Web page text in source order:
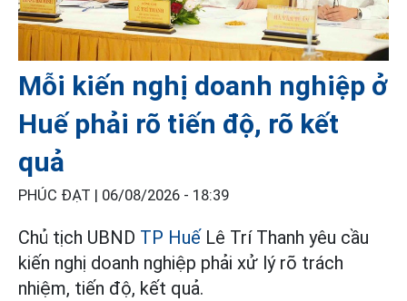
Mỗi kiến nghị doanh nghiệp ở
Huế phải rõ tiến độ, rõ kết
quả
PHÚC ĐẠT | 06/08/2026 - 18:39
Chủ tịch UBND TP Huế Lê Trí Thanh yêu cầu
kiến nghị doanh nghiệp phải xử lý rõ trách
nhiệm, tiến độ, kết quả.